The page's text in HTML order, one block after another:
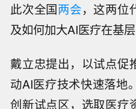
此次全国两会，这两位
及如何加大AI医疗在基层
戴立忠提出，以试点促
动AI医疗技术快速落地
创新试点区，选取医疗